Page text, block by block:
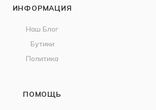
ИНФОРМАЦИЯ
Наш Блог
Бутики
Политика
ПОМОЩЬ